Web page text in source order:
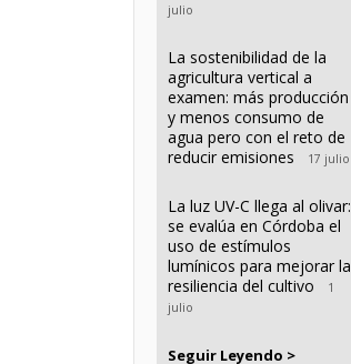
julio
La sostenibilidad de la
agricultura vertical a
examen: más producción
y menos consumo de
agua pero con el reto de
reducir emisiones
17 julio
La luz UV-C llega al olivar:
se evalúa en Córdoba el
uso de estímulos
lumínicos para mejorar la
resiliencia del cultivo
1
julio
Seguir Leyendo >